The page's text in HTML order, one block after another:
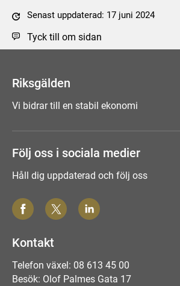
Senast uppdaterad: 17 juni 2024
Tyck till om sidan
Riksgälden
Vi bidrar till en stabil ekonomi
Följ oss i sociala medier
Håll dig uppdaterad och följ oss
Kontakt
Telefon växel: 08 613 45 00
Besök: Olof Palmes Gata 17